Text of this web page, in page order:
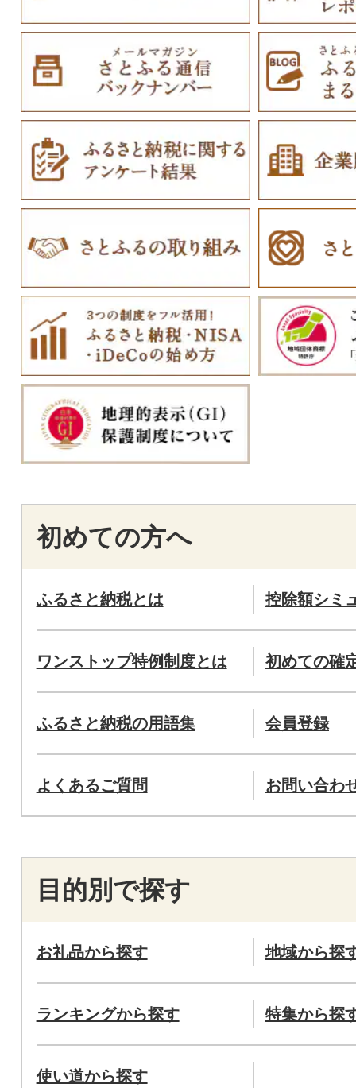
初めての方へ
ふるさと納税とは 控除額シミ
ワンストップ特例制度とは 初めての確
ふるさと納税の用語集 会員登録
よくあるご質問 お問い合わ
目的別で探す
お礼品から探す 地域から探
ランキングから探す 特集から探
使い道から探す